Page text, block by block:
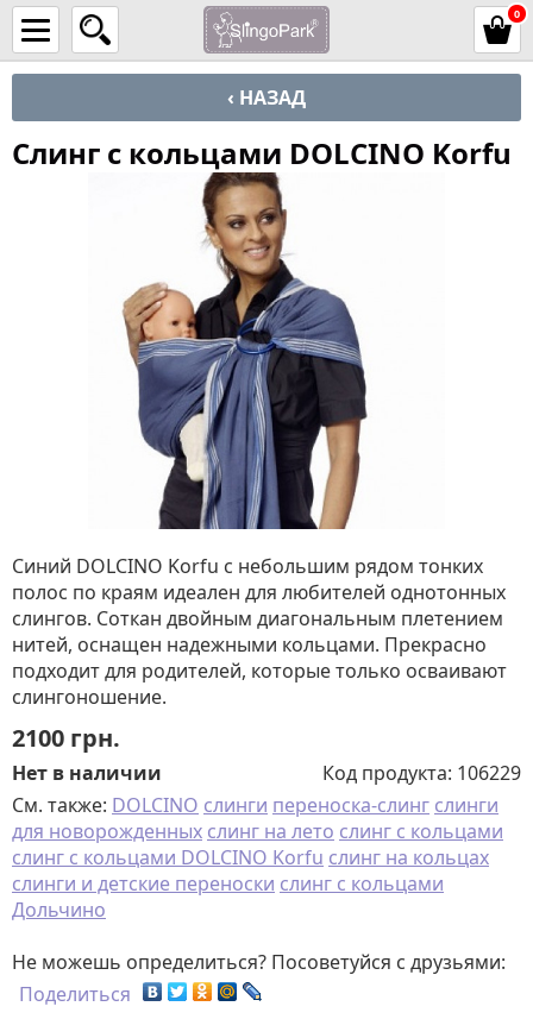
0
‹ НАЗАД
Слинг с кольцами DOLCINO Korfu
Синий DOLCINO Korfu с небольшим рядом тонких
полос по краям идеален для любителей однотонных
слингов. Соткан двойным диагональным плетением
нитей, оснащен надежными кольцами. Прекрасно
подходит для родителей, которые только осваивают
слингоношение.
2100 грн.
Нет в наличии Код продукта: 106229
См. также: DOLCINO слинги переноска-слинг слинги
для новорожденных слинг на лето слинг с кольцами
слинг с кольцами DOLCINO Korfu слинг на кольцах
слинги и детские переноски слинг с кольцами
Дольчино
Не можешь определиться? Посоветуйся с друзьями:
Поделиться